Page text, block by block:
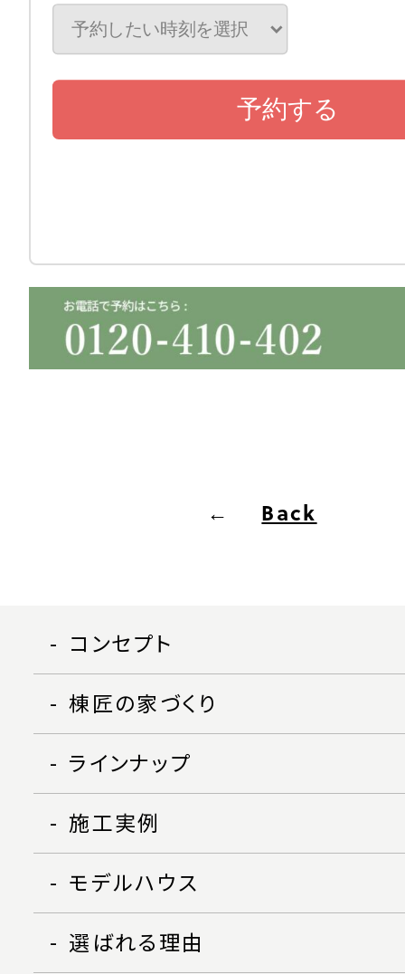
Back
コンセプト
棟匠の家づくり
ラインナップ
施工実例
モデルハウス
選ばれる理由